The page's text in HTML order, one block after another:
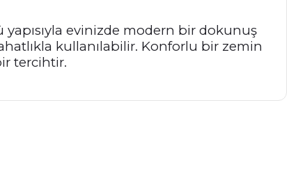
yapısıyla evinizde modern bir dokunuş
kullanılabilir. Konforlu bir zemin
tercihtir.